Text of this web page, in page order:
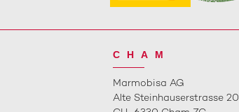
CHAM
Marmobisa AG
Alte Steinhauserstrasse 20